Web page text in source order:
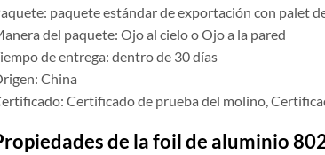
paquete estándar de exportación con palet
del paquete: Ojo al cielo o Ojo a la pared
de entrega: dentro de 30 días
China
Certificado de prueba del molino,
de la foil de aluminio